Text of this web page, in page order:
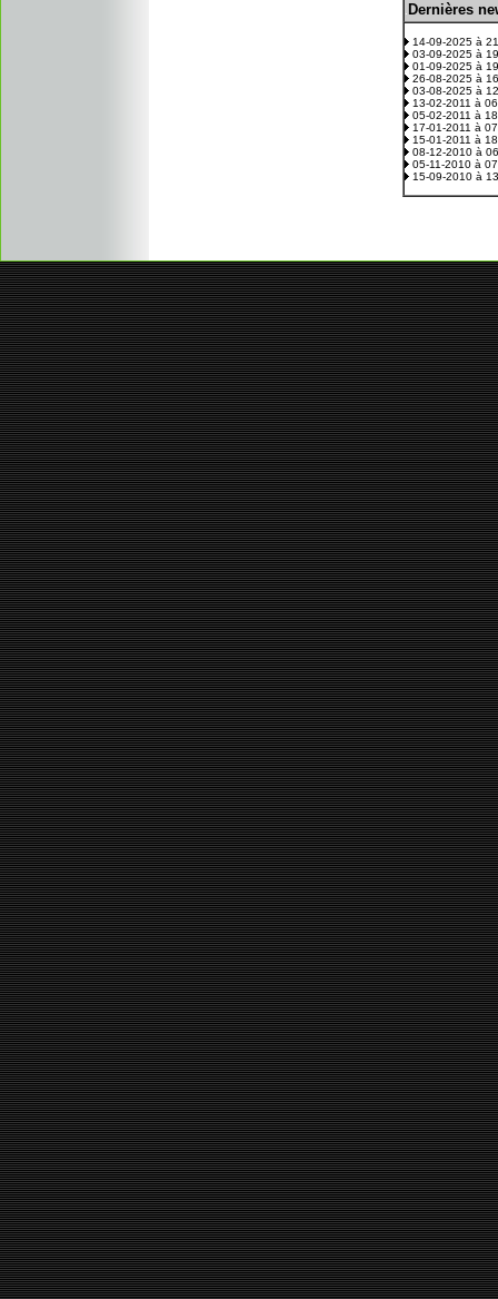
Dernières
14-09-2025 à
03-09-2025 à
01-09-2025 à
26-08-2025 à
03-08-2025 à
13-02-2011 à
05-02-2011 à
17-01-2011 à
15-01-2011 à
08-12-2010 à
05-11-2010 à
15-09-2010 à